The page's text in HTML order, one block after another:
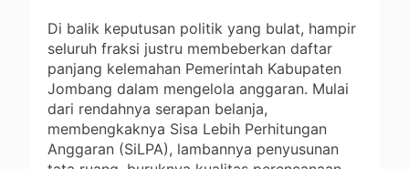
Di balik keputusan politik yang bulat, hampir
seluruh fraksi justru membeberkan daftar
panjang kelemahan Pemerintah Kabupaten
Jombang dalam mengelola anggaran. Mulai
dari rendahnya serapan belanja,
membengkaknya Sisa Lebih Perhitungan
Anggaran (SiLPA), lambannya penyusunan